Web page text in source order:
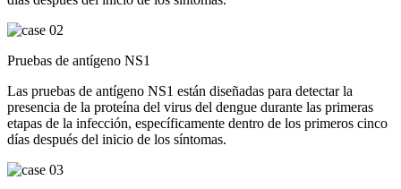
Pruebas de antígeno NS1
Las pruebas de antígeno NS1 están diseñadas para detectar la
presencia de la proteína del virus del dengue durante las primeras
etapas de la infección, específicamente dentro de los primeros cinco
días después del inicio de los síntomas.